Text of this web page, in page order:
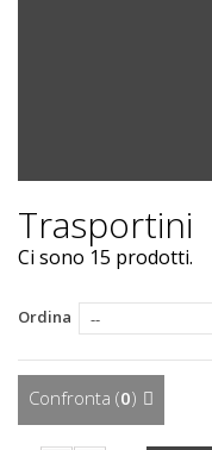
Trasportini
Ci sono 15 prodotti.
Ordina
Confronta (0)